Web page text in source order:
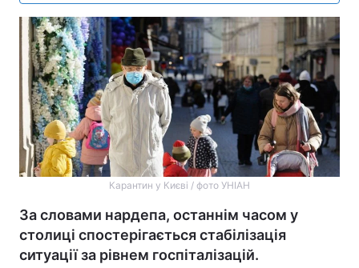
Карантин у Києві / фото УНІАН
За словами нардепа, останнім часом у
столиці спостерігається стабілізація
ситуації за рівнем госпіталізацій.